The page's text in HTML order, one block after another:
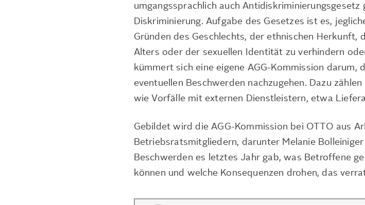
umgangssprachlich auch
Diskriminierung. Aufgabe des Gesetzes ist es,
Gründen des Geschlechts, der ethnischen Herkunft,
Alters oder der sexuellen Identität zu verhindern
kümmert sich eine eigene AGG-Kommission darum,
eventuellen Beschwerden nachzugehen. Dazu
wie Vorfälle mit externen Dienstleistern, etwa
Gebildet wird die AGG-Kommission bei OTTO aus
Betriebsratsmitgliedern, darunter Melanie
Beschwerden es letztes Jahr gab, was Betroffene
können und welche Konsequenzen drohen, das